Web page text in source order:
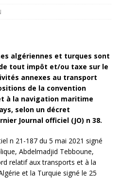
algériennes et turques sont
tout impôt et/ou taxe sur le
annexes au transport
de la convention
à la navigation maritime
selon un décret
Journal officiel (JO) n 38.
n 21-187 du 5 mai 2021 signé
Abdelmadjid Tebboune,
relatif aux transports et à la
et la Turquie signé le 25